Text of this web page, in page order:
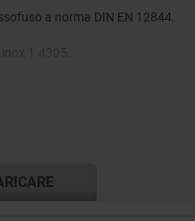
a norma DIN EN 12844.